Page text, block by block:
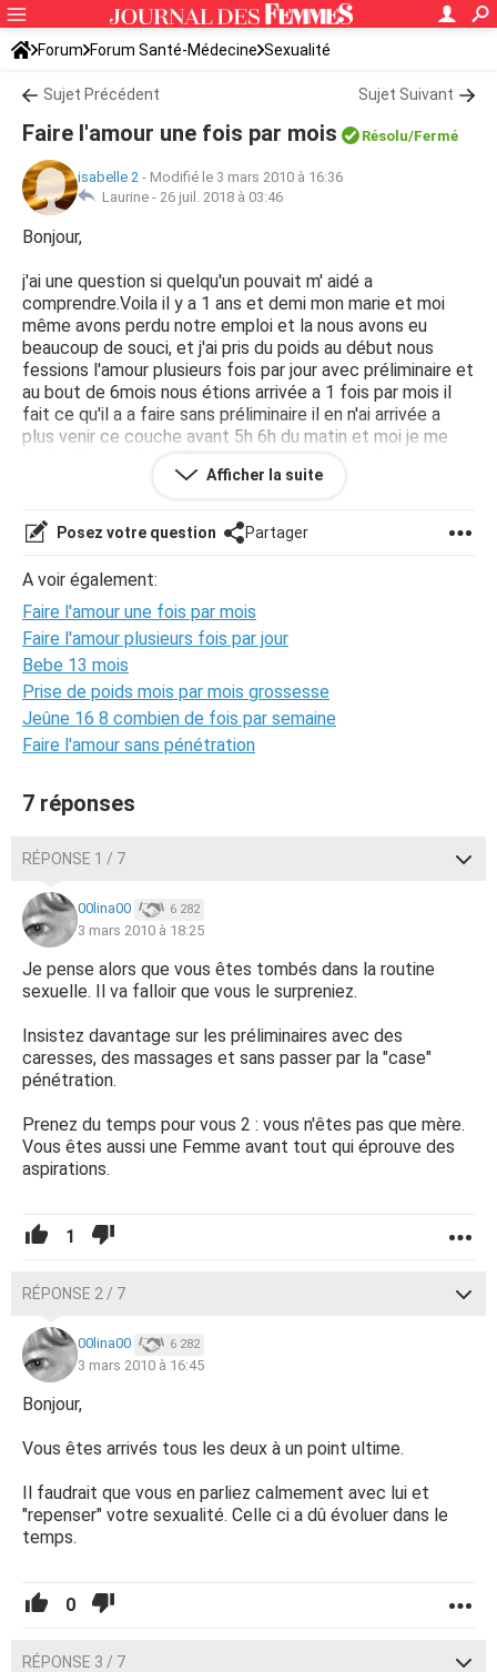
Forum Forum Santé-Médecine Sexualité
Sujet Précédent Sujet Suivant
Faire l'amour une fois par mois Résolu/Fermé
isabelle 2 - Modifié le 3 mars 2010 à 16:36
Laurine - 26 juil. 2018 à 03:46
Bonjour,
j'ai une question si quelqu'un pouvait m' aidé a
comprendre.Voila il y a 1 ans et demi mon marie et moi
même avons perdu notre emploi et la nous avons eu
beaucoup de souci, et j'ai pris du poids au début nous
fessions l'amour plusieurs fois par jour avec préliminaire et
au bout de 6mois nous étions arrivée a 1 fois par mois il
fait ce qu'il a a faire sans préliminaire il en n'ai arrivée a
plus venir ce couche avant 5h 6h du matin et moi je me
levé a 8h pour les enfants ,je les surpris a 4h du matin
devant l'ordinateur entrain de ce branles et quand j'ai
que tu veut que je te disent,nous somme arrivée a plus
savoir quoi ce dire.Aidée moi slvpl merci .
Isabelle 2
Afficher la suite
Posez votre question Partager
A voir également:
Faire l'amour une fois par mois
Faire l'amour plusieurs fois par jour
Bebe 13 mois
Prise de poids mois par mois grossesse
Jeûne 16 8 combien de fois par semaine
Faire l'amour sans pénétration
7 réponses
RÉPONSE 1 / 7
00lina00 6 282
3 mars 2010 à 18:25
Je pense alors que vous êtes tombés dans la routine
sexuelle. Il va falloir que vous le surpreniez.
Insistez davantage sur les préliminaires avec des
caresses, des massages et sans passer par la "case"
pénétration.
Prenez du temps pour vous 2 : vous n'êtes pas que mère.
Vous êtes aussi une Femme avant tout qui éprouve des
aspirations.
1
RÉPONSE 2 / 7
00lina00 6 282
3 mars 2010 à 16:45
Bonjour,
Vous êtes arrivés tous les deux à un point ultime.
Il faudrait que vous en parliez calmement avec lui et
"repenser" votre sexualité. Celle ci a dû évoluer dans le
temps.
0
RÉPONSE 3 / 7